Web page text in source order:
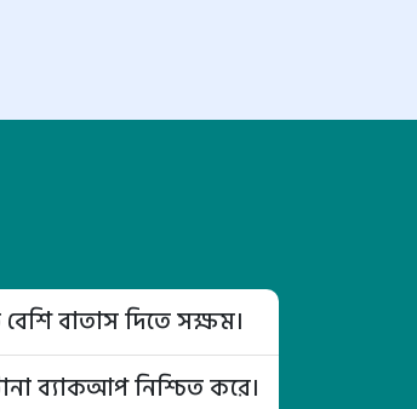
বাতাস দিতে সক্ষম।
ব্যাকআপ নিশ্চিত করে।